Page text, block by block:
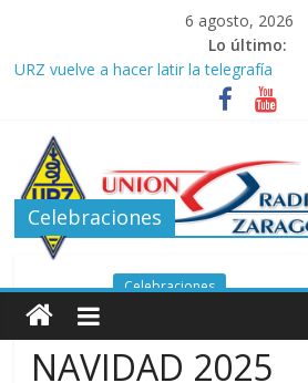
contenido
6 agosto, 2026
Lo último:
URZ vuelve a hacer latir la telegrafía
Verano, radio y buenas ondas: ideas
Promoción de Verano ICOM en
Nueva ubicación de la Jefatura
Telecomunicaciones de Zaragoza.
los radioaficionados
La cantera de URZ vuelve a hacerse
Contest
Unión
de
Celebraciones
Celebraciones
NAVIDAD 2025